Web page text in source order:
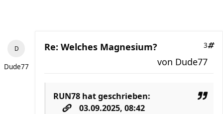
Dude77
Re: Welches Magnesium? 3
von Dude77
RUN78 hat geschrieben:
03.09.2025, 08:42